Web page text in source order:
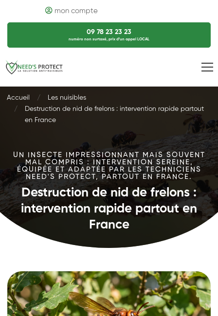
mon compte
09 78 23 23 23
numéro non surtaxé, prix d’un appel LOCAL
Accueil
Les nuisibles
Destruction de nid de frelons : intervention rapide partout
en France
UN INSECTE IMPRESSIONNANT MAIS SOUVENT
MAL COMPRIS : INTERVENTION SEREINE,
ÉQUIPÉE ET ADAPTÉE PAR LES TECHNICIENS
NEED'S PROTECT, PARTOUT EN FRANCE.
Destruction de nid de frelons :
intervention rapide partout en
France